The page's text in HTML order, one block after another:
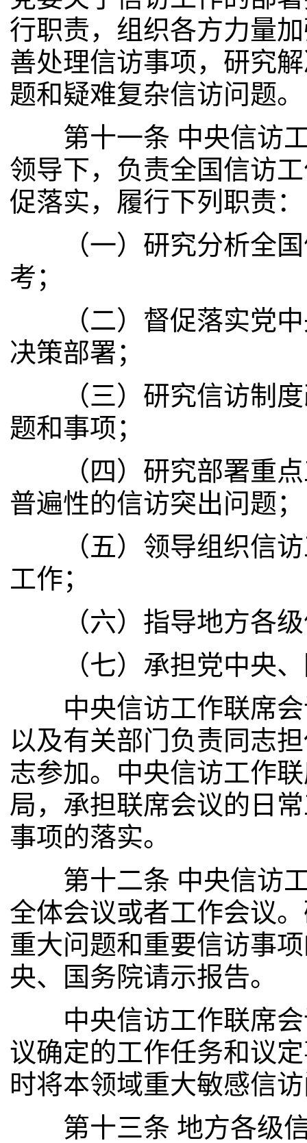
行职责，组织各方力量
善处理信访事项，研究
题和疑难复杂信访问题。
第十一条 中央信访工
领导下，负责全国信访
促落实，履行下列职责：
（一）研究分析全国
考；
（二）督促落实党中
决策部署；
（三）研究信访制度
题和事项；
（四）研究部署重点
普遍性的信访突出问题；
（五）领导组织信访
工作；
（六）指导地方各级
（七）承担党中央、
中央信访工作联席会
以及有关部门负责同志
志参加。中央信访工作
局，承担联席会议的日
事项的落实。
第十二条 中央信访工
全体会议或者工作会议
重大问题和重要信访事
央、国务院请示报告。
中央信访工作联席会
议确定的工作任务和议
时将本领域重大敏感信
第十三条 地方各级信